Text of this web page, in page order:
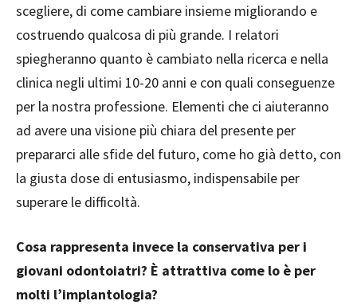
scegliere, di come cambiare insieme migliorando e
costruendo qualcosa di più grande. I relatori
spiegheranno quanto è cambiato nella ricerca e nella
clinica negli ultimi 10-20 anni e con quali conseguenze
per la nostra professione. Elementi che ci aiuteranno
ad avere una visione più chiara del presente per
prepararci alle sfide del futuro, come ho già detto, con
la giusta dose di entusiasmo, indispensabile per
superare le difficoltà.
Cosa rappresenta invece la conservativa per i
giovani odontoiatri? È attrattiva come lo è per
molti l’implantologia?